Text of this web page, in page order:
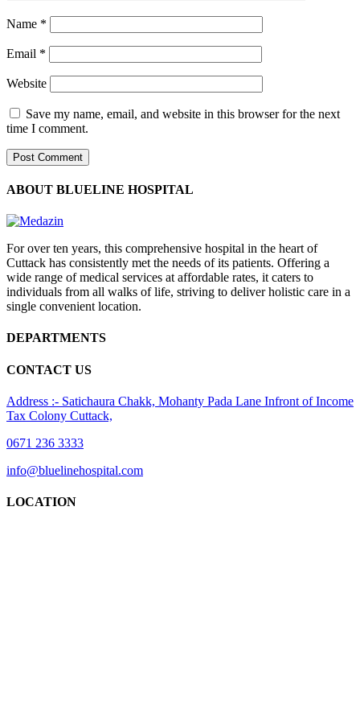
Name *
Email *
Website
Save my name, email, and website in this browser for the next
time I comment.
ABOUT BLUELINE HOSPITAL
For over ten years, this comprehensive hospital in the heart of
Cuttack has consistently met the needs of its patients. Offering a
wide range of medical services at affordable rates, it caters to
individuals from all walks of life, striving to deliver holistic care in a
single convenient location.
DEPARTMENTS
CONTACT US
Address :- Satichaura Chakk, Mohanty Pada Lane Infront of Income
Tax Colony Cuttack,
0671 236 3333
info@bluelinehospital.com
LOCATION